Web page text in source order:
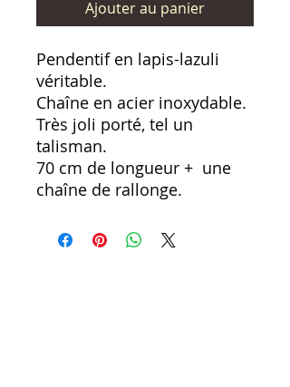
Ajouter au panier
Pendentif en lapis-lazuli
véritable.
Chaîne en acier inoxydable.
Très joli porté, tel un
talisman.
70 cm de longueur + une
chaîne de rallonge.